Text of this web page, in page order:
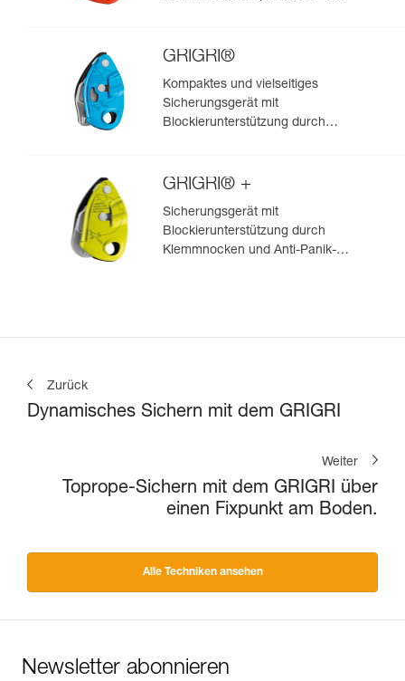
GRIGRI®
Kompaktes und vielseitiges
Sicherungsgerät mit
Blockierunterstützung durch
GRIGRI® +
Sicherungsgerät mit
Blockierunterstützung durch
Klemmnocken und Anti-Panik-
Zurück
Dynamisches Sichern mit dem GRIGRI
Weiter
Toprope-Sichern mit dem GRIGRI über
einen Fixpunkt am Boden.
Alle Techniken ansehen
Newsletter abonnieren